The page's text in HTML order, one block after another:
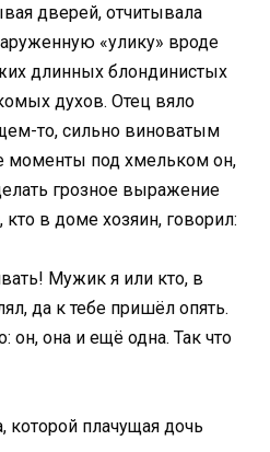
дверей, отчитывала
«улику» вроде
длинных блондинистых
духов. Отец вяло
то, сильно виноватым
моменты под хмельком он,
грозное выражение
в доме хозяин, говорил:
Мужик я или кто, в
да к тебе пришёл опять.
он, она и ещё одна. Так что
плачущая дочь